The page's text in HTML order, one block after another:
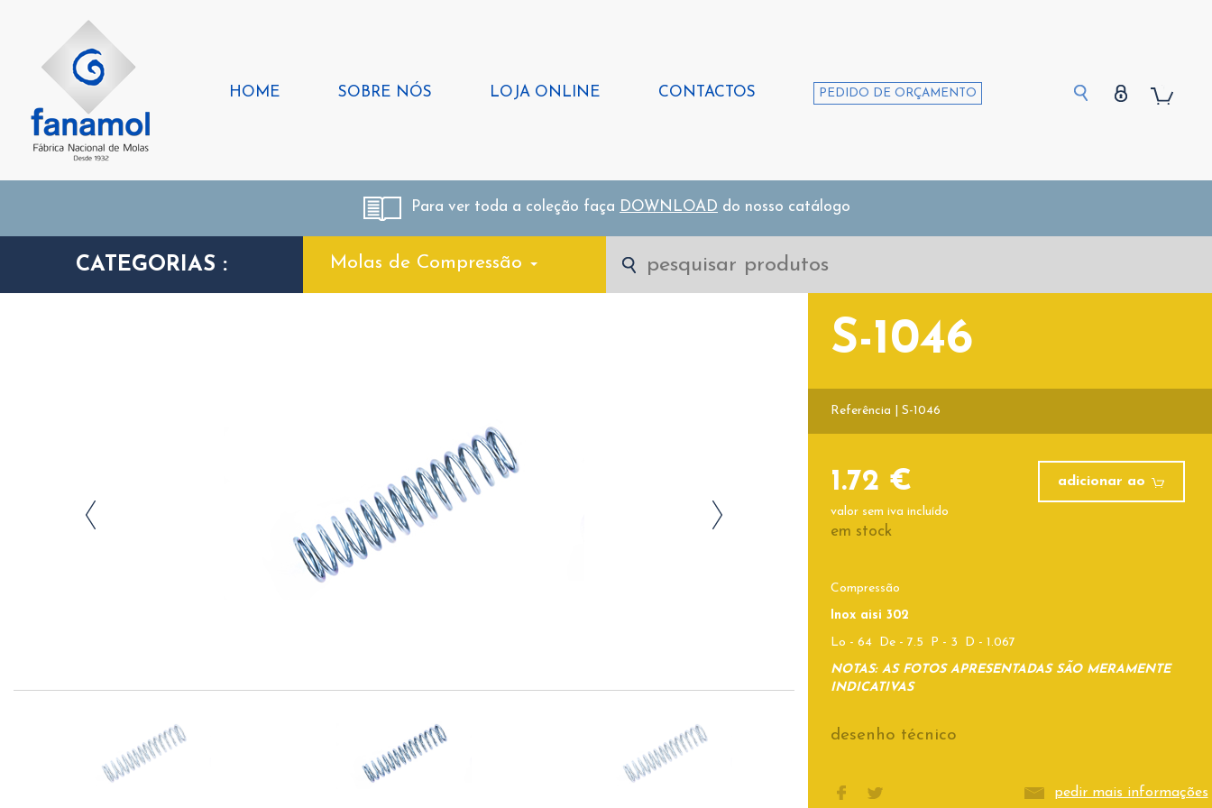
HOME SOBRE NÓS LOJA ONLINE CONTACTOS PEDIDO DE ORÇAMENTO
Para ver toda a coleção faça DOWNLOAD do nosso catálogo
CATEGORIAS : Molas de Compressão
S-1046
Referência | S-1046
1.72 €
valor sem iva incluído
em stock
adicionar ao
Compressão
Inox aisi 302
Lo - 64 De - 7.5 P - 3 D - 1.067
NOTAS: AS FOTOS APRESENTADAS SÃO MERAMENTE
INDICATIVAS
desenho técnico
pedir mais informações